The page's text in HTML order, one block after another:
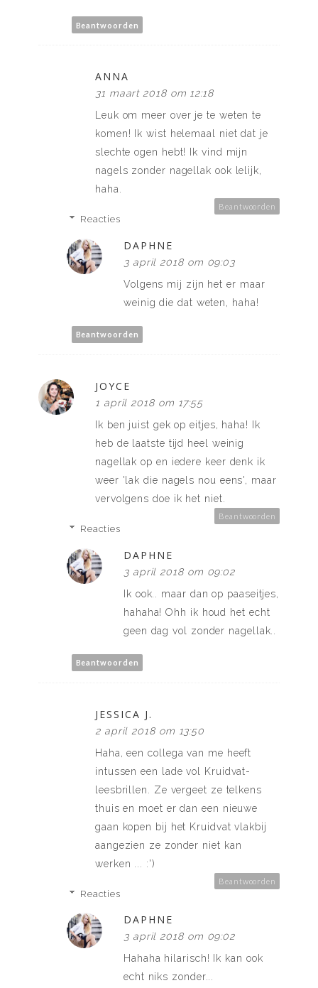
Beantwoorden
ANNA
31 maart 2018 om 12:18
Leuk om meer over je te weten te
komen! Ik wist helemaal niet dat je
slechte ogen hebt! Ik vind mijn
nagels zonder nagellak ook lelijk,
haha.
Beantwoorden
Reacties
DAPHNE
3 april 2018 om 09:03
Volgens mij zijn het er maar
weinig die dat weten, haha!
Beantwoorden
JOYCE
1 april 2018 om 17:55
Ik ben juist gek op eitjes, haha! Ik
heb de laatste tijd heel weinig
nagellak op en iedere keer denk ik
weer 'lak die nagels nou eens', maar
vervolgens doe ik het niet.
Beantwoorden
Reacties
DAPHNE
3 april 2018 om 09:02
Ik ook.. maar dan op paaseitjes,
hahaha! Ohh ik houd het echt
geen dag vol zonder nagellak..
Beantwoorden
JESSICA J.
2 april 2018 om 13:50
Haha, een collega van me heeft
intussen een lade vol Kruidvat-
leesbrillen. Ze vergeet ze telkens
thuis en moet er dan een nieuwe
gaan kopen bij het Kruidvat vlakbij
aangezien ze zonder niet kan
werken ... :')
Beantwoorden
Reacties
DAPHNE
3 april 2018 om 09:02
Hahaha hilarisch! Ik kan ook
echt niks zonder...